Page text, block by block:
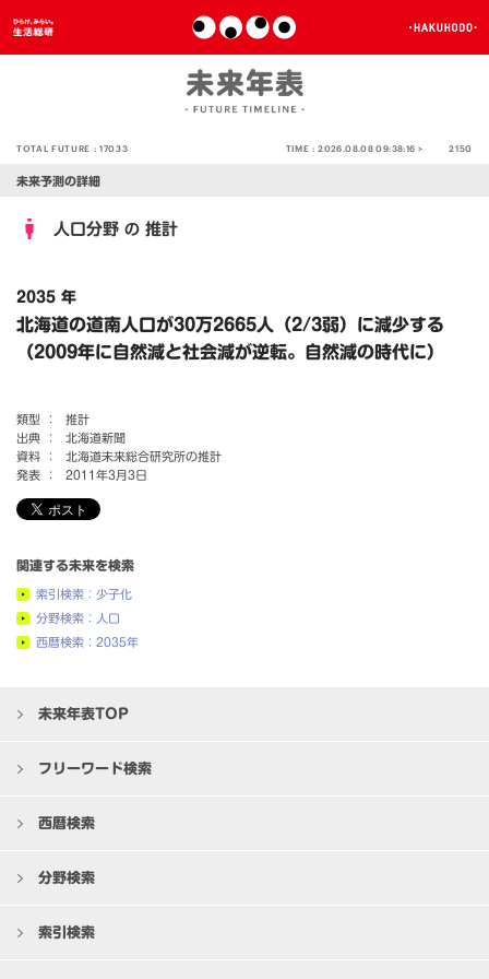
TOTAL FUTURE :17033 TIME :2026.08.08 09:38:16 > 2150
未来予測の詳細
人口分野 の 推計
2035 年
北海道の道南人口が30万2665人（2/3弱）に減少する
（2009年に自然減と社会減が逆転。自然減の時代に）
類型 ：
推計
出典 ：
北海道新聞
資料 ：
北海道未来総合研究所の推計
発表 ：
2011年3月3日
関連する未来を検索
索引検索：少子化
分野検索：人口
西暦検索：2035年
未来年表TOP
フリーワード検索
西暦検索
分野検索
索引検索